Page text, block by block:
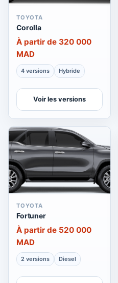
TOYOTA
Corolla
À partir de 320 000
MAD
4 versions Hybride
Voir les versions
TOYOTA
Fortuner
À partir de 520 000
MAD
2 versions Diesel